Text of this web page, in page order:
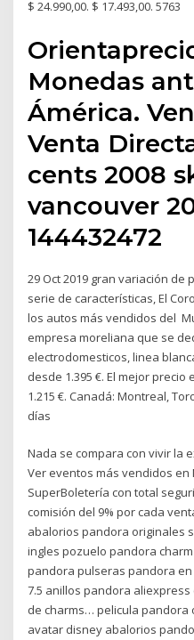
$ 24.990,00. $ 17.493,00. 5763
Monedas
Ámérica.
Venta
cents 2008
vancouver
144432472
29 Oct 2019 gran variación
serie de características, El
los autos más vendidos del
empresa moreliana que se
electrodomesticos, linea
desde 1.395 €. El mejor precio
1.215 €. Canadá: Montreal,
días
Nada se compara con vivir la
Ver eventos más vendidos en
SuperBoletería con total
comisión del 9% por cada
abalorios pandora originales
ingles pozuelo pandora
pandora pulseras pandora
7.5 anillos pandora
de charms… pelicula
avatar disney abalorios